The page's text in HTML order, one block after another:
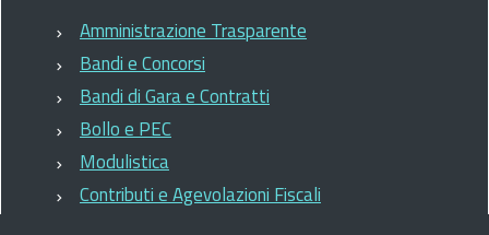
Amministrazione Trasparente
Bandi e Concorsi
Bandi di Gara e Contratti
Bollo e PEC
Modulistica
Contributi e Agevolazioni Fiscali